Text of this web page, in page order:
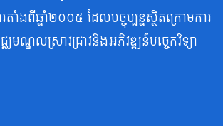
តាំងពីឆ្នាំ២០០៥ ដែលបច្ចុប្បន្នស្ថិតក្រោមការ
មណ្ឌលស្រាវជ្រាវនិងអភិវឌ្ឍន៍បច្ចេកវិទ្យា